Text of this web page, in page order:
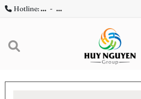
Hotline:... - ...